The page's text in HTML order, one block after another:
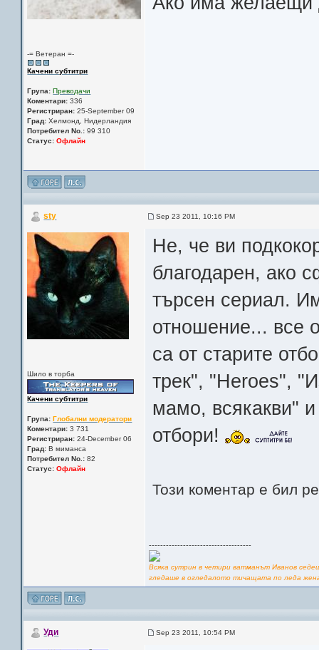
-= Ветеран =-
Качени субтитри
Група: Преводачи
Коментари: 336
Регистриран: 25-September 09
Град: Хелмонд, Нидерландия
Потребител No.: 99 310
Статус: Офлайн
sty Sep 23 2011, 10:16 PM
Шило в торба
Качени субтитри
Група: Глобални модератори
Коментари: 3 731
Регистриран: 24-December 06
Град: В миманса
Потребител No.: 82
Статус: Офлайн
Не, че ви
благодарен, ако
търсен сериал.
отношение... все
са от старите
трек", "Heroes",
мамо, всякакви"
отбори!
Този коментар е бил
------------------------------------
Всяка сутрин в четири ватманът Иванов
гледаше в огледалото тичащата по леда
Уди Sep 23 2011, 10:54 PM